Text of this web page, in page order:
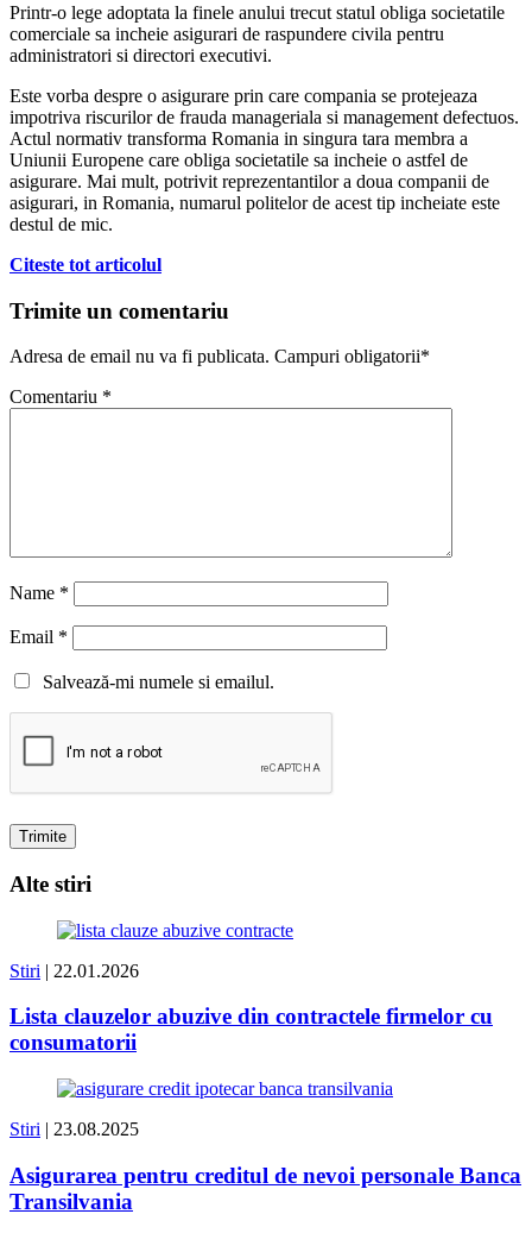
Printr-o lege adoptata la finele anului trecut statul obliga societatile
comerciale sa incheie asigurari de raspundere civila pentru
administratori si directori executivi.
Este vorba despre o asigurare prin care compania se protejeaza
impotriva riscurilor de frauda manageriala si management defectuos.
Actul normativ transforma Romania in singura tara membra a
Uniunii Europene care obliga societatile sa incheie o astfel de
asigurare. Mai mult, potrivit reprezentantilor a doua companii de
asigurari, in Romania, numarul politelor de acest tip incheiate este
destul de mic.
Citeste tot articolul
Trimite un comentariu
Adresa de email nu va fi publicata. Campuri obligatorii*
Comentariu *
Name *
Email *
Salvează-mi numele si emailul.
Alte stiri
Stiri | 22.01.2026
Lista clauzelor abuzive din contractele firmelor cu
consumatorii
Stiri | 23.08.2025
Asigurarea pentru creditul de nevoi personale Banca
Transilvania